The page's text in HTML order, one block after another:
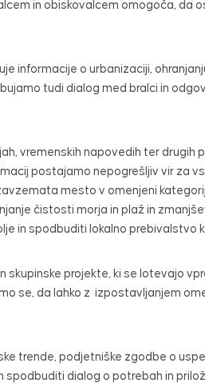
in obiskovalcem omogoča, da
informacije o urbanizaciji,
tudi dialog med bralci in
vremenskih napovedih ter drugih
postajamo nepogrešljiv vir za
mesto v omenjeni
čistosti morja in plaž in
in spodbuditi lokalno prebivalstvo
skupinske projekte, ki se lotevajo
se, da lahko z izpostavljanjem
trende, podjetniške zgodbe o
dialog o potrebah in